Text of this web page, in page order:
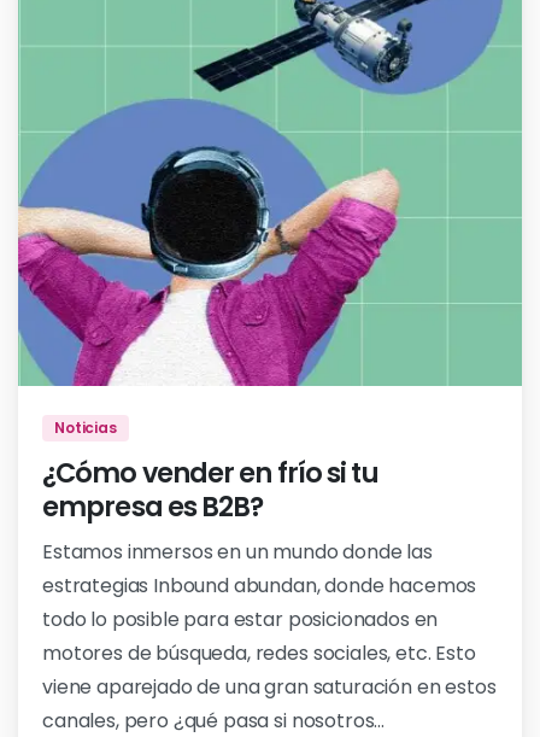
Noticias
¿Cómo vender en frío si tu
empresa es B2B?
Estamos inmersos en un mundo donde las
estrategias Inbound abundan, donde hacemos
todo lo posible para estar posicionados en
motores de búsqueda, redes sociales, etc. Esto
viene aparejado de una gran saturación en estos
canales, pero ¿qué pasa si nosotros...